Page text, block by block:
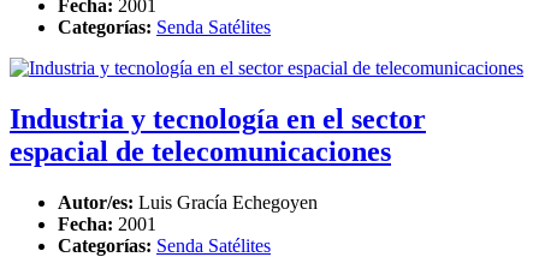
Fecha: 2001
Categorías: Senda Satélites
Industria y tecnología en el sector
espacial de telecomunicaciones
Autor/es: Luis Gracía Echegoyen
Fecha: 2001
Categorías: Senda Satélites